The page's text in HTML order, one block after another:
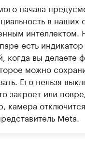
начала
в наших
интеллектом.
есть
когда вы делаете
можно
Его нельзя
закроет или
камера
Meta.